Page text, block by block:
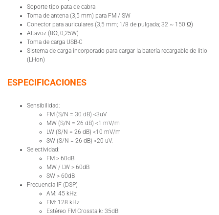
Soporte tipo pata de cabra
Toma de antena (3,5 mm) para FM / SW
Conector para auriculares (3,5 mm; 1/8 de pulgada; 32 ~ 150 Ω)
Altavoz (8Ω, 0,25W)
Toma de carga USB-C
Sistema de carga incorporado para cargar la batería recargable de litio
(Li-ion)
ESPECIFICACIONES
Sensibilidad:
FM (S/N = 30 dB) <3uV
MW (S/N = 26 dB) <1 mV/m
LW (S/N = 26 dB) <10 mV/m
SW (S/N = 26 dB) <20 uV.
Selectividad:
FM > 60dB
MW / LW > 60dB
SW > 60dB
Frecuencia IF (DSP)
AM: 45 kHz
FM: 128 kHz
Estéreo FM Crosstalk: 35dB